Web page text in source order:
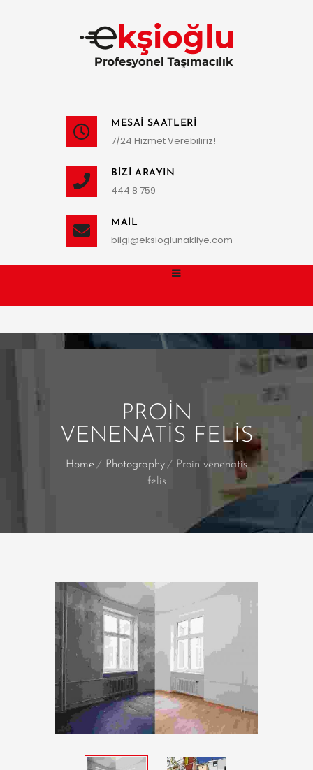
MESAI SAATLERI
7/24 Hizmet Verebiliriz!
BIZI ARAYIN
444 8 759
MAIL
bilgi@eksioglunakliye.com
PROIN
VENENATIS FELIS
Home Photography
Proin venenatis
felis